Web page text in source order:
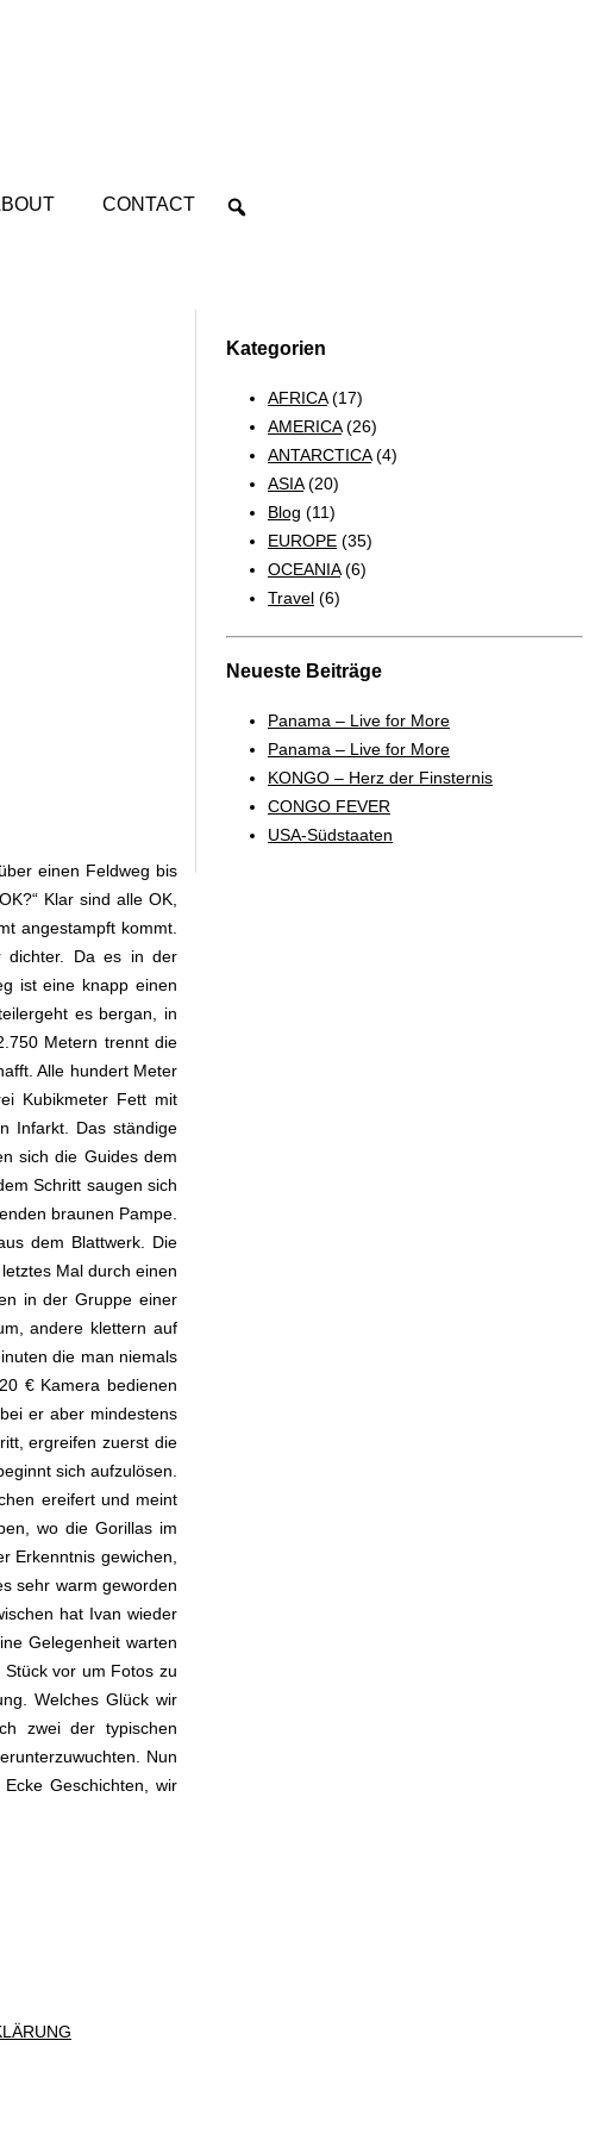
CONTACT
einen Feldweg bis
Klar sind alle OK,
angestampft kommt.
dichter. Da es in der
ist eine knapp einen
es bergan, in
Metern trennt die
Alle hundert Meter
Kubikmeter Fett mit
Infarkt. Das ständige
sich die Guides dem
Schritt saugen sich
braunen Pampe.
dem Blattwerk. Die
Mal durch einen
in der Gruppe einer
andere klettern auf
die man niemals
€ Kamera bedienen
er aber mindestens
ergreifen zuerst die
sich aufzulösen.
ereifert und meint
wo die Gorillas im
Erkenntnis gewichen,
sehr warm geworden
hat Ivan wieder
Gelegenheit warten
vor um Fotos zu
Welches Glück wir
zwei der typischen
Nun
Geschichten, wir
Kategorien
AFRICA(17)
AMERICA(26)
ANTARCTICA(4)
ASIA(20)
Blog (11)
EUROPE (35)
OCEANIA(6)
Travel (6)
Neueste Beiträge
Panama – Live for More
Panama – Live for More
KONGO – Herz der Finsternis
CONGO FEVER
USA-Südstaaten